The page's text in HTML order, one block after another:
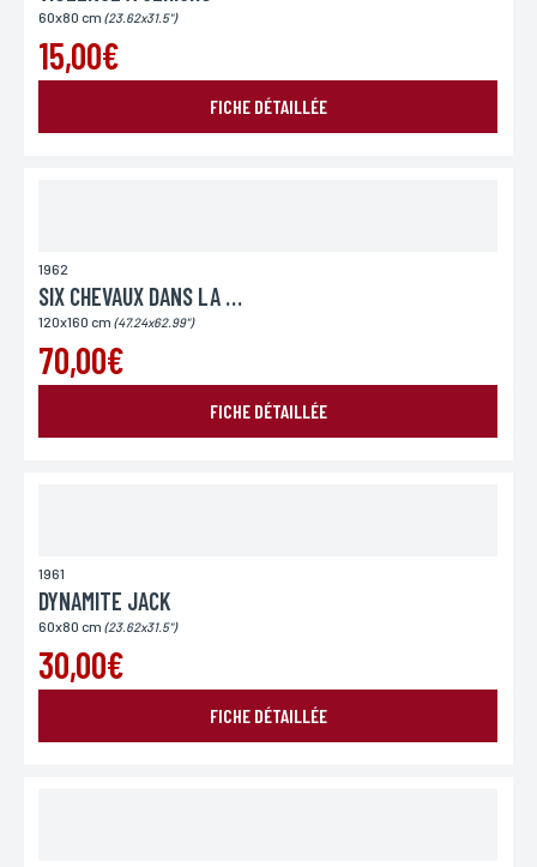
Conformément à la loi «informatique et Libertés» du 06,01,1978 modifié en 2004, vous pouvez
pour des motifs légitimes, au traitement informatiques de vos coordonnées, bénéficiez d’un
L’Incartade - 51 rue Basse, 59800 Lille.
60x80 cm (23.62x31.5")
15,00€
FICHE DÉTAILLÉE
1962
SIX CHEVAUX DANS LA PLAINE
120x160 cm (47.24x62.99")
70,00€
FICHE DÉTAILLÉE
1961
DYNAMITE JACK
60x80 cm (23.62x31.5")
30,00€
FICHE DÉTAILLÉE